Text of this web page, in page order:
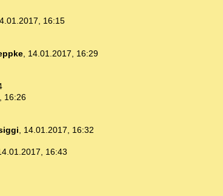
16:15
, 14.01.2017, 16:29
16:26
, 14.01.2017, 16:32
16:43